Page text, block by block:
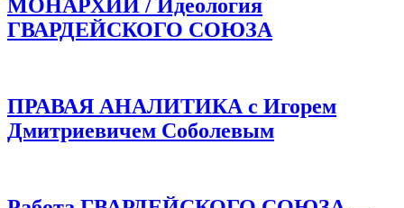
МОНАРХИИ / Идеология
ГВАРДЕЙСКОГО СОЮЗА
ПРАВАЯ АНАЛИТИКА с Игорем
Дмитриевичем Соболевым